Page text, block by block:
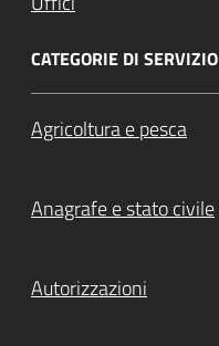
CATEGORIE DI SERVIZIO
Agricoltura e pesca
Anagrafe e stato civile
Autorizzazioni